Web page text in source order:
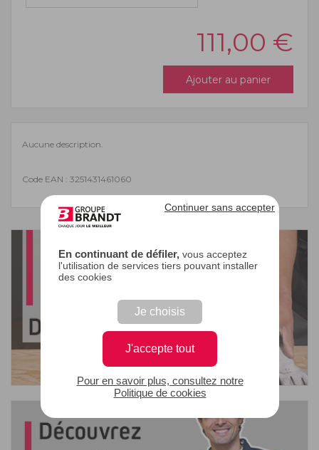
En continuant de défiler, vous acceptez
l'utilisation de services tiers pouvant installer
des cookies
Je choisis
J'accepte tout
Continuer sans accepter
Pour en savoir plus, consultez notre
Politique de cookies
111,00 €
Ajouter au panier
Aucune description.
Code EAN : 3251431461060